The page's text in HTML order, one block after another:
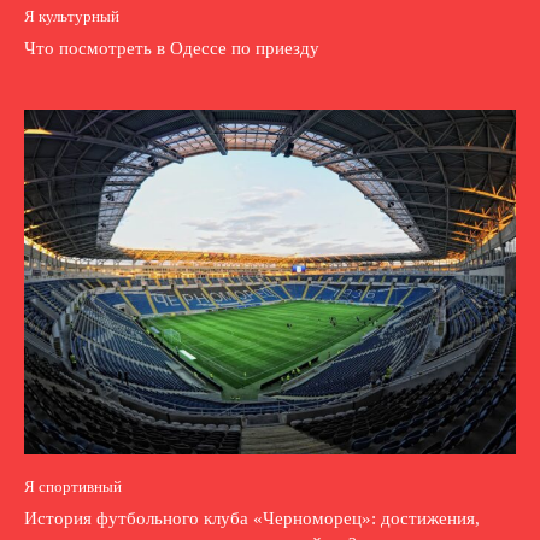
Я культурный
Что посмотреть в Одессе по приезду
Я спортивный
История футбольного клуба «Черноморец»: достижения,